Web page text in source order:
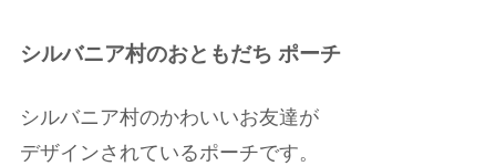
シルバニア村のおともだち ポーチ
シルバニア村のかわいいお友達が
デザインされているポーチです。